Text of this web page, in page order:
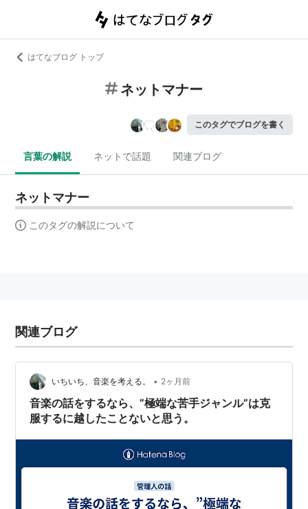
はてなブログ トップ
ネットマナー
このタグでブログを書く
言葉の解説 ネットで話題 関連ブログ
ネットマナー
このタグの解説について
関連ブログ
いちいち、音楽を考える。 • 2ヶ月前
音楽の話をするなら、”極端な苦手ジャンル”は克
服するに越したことないと思う。